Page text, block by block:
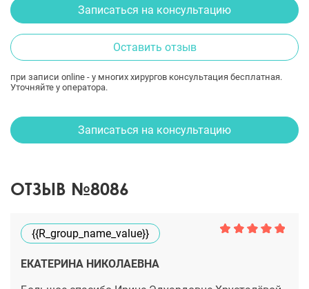
Записаться на консультацию
Оставить отзыв
при записи online - у многих хирургов консультация бесплатная.
Уточняйте у оператора.
Записаться на консультацию
ОТЗЫВ №8086
{{r_group_name_value}}
ЕКАТЕРИНА НИКОЛАЕВНА